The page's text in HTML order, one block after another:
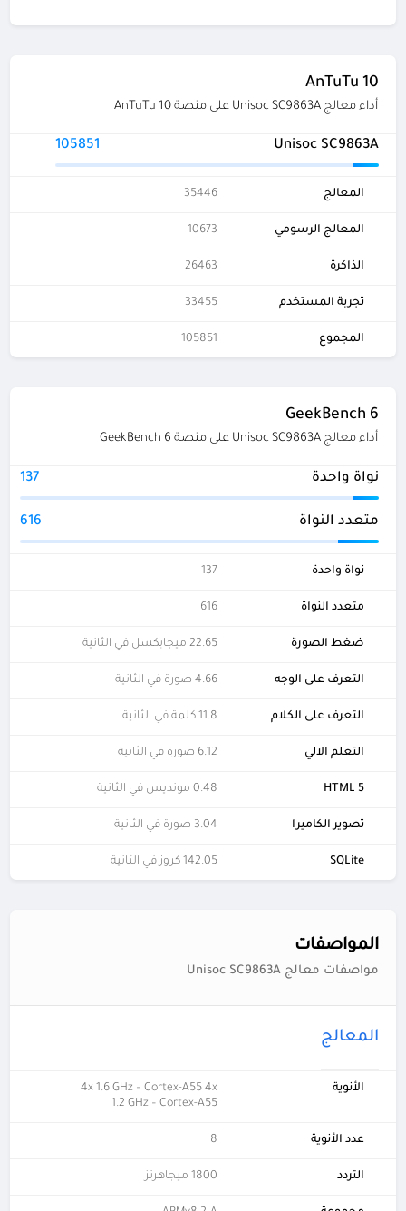
AnTuTu 10
أداء معالج Unisoc SC9863A على منصة AnTuTu 10
Unisoc SC9863A
105851
المعالج 35446
المعالج الرسومي 10673
الذاكرة 26463
تجربة المستخدم 33455
المجموع 105851
GeekBench 6
أداء معالج Unisoc SC9863A على منصة GeekBench 6
نواة واحدة 137
متعدد النواة 616
نواة واحدة 137
متعدد النواة 616
ضغط الصورة 22.65 ميجابكسل في الثانية
التعرف على الوجه 4.66 صورة في الثانية
التعرف على الكلام 11.8 كلمة في الثانية
التعلم الالي 6.12 صورة في الثانية
HTML 5 0.48 مونديس في الثانية
تصوير الكاميرا 3.04 صورة في الثانية
SQLite 142.05 كروز في الثانية
المواصفات
مواصفات معالج Unisoc SC9863A
المعالج
الأنوية
4x 1.6 GHz – Cortex-A55 4x
1.2 GHz – Cortex-A55
عدد الأنوية 8
التردد 1800 ميجاهرتز